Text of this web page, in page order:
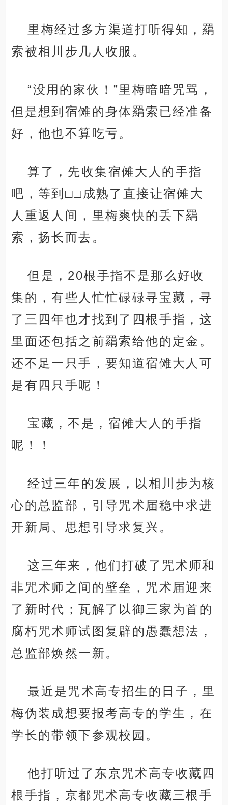
里梅经过多方渠道打听得知，羂
索被相川步几人收服。
“没用的家伙！”里梅暗暗咒骂，
但是想到宿傩的身体羂索已经准备
好，他也不算吃亏。
算了，先收集宿傩大人的手指
吧，等到□□成熟了直接让宿傩大
人重返人间，里梅爽快的丢下羂
索，扬长而去。
但是，20根手指不是那么好收
集的，有些人忙忙碌碌寻宝藏，寻
了三四年也才找到了四根手指，这
里面还包括之前羂索给他的定金。
还不足一只手，要知道宿傩大人可
是有四只手呢！
宝藏，不是，宿傩大人的手指
呢！！
经过三年的发展，以相川步为核
心的总监部，引导咒术届稳中求进
开新局、思想引导求复兴。
这三年来，他们打破了咒术师和
非咒术师之间的壁垒，咒术届迎来
了新时代；瓦解了以御三家为首的
腐朽咒术师试图复辟的愚蠢想法，
总监部焕然一新。
最近是咒术高专招生的日子，里
梅伪装成想要报考高专的学生，在
学长的带领下参观校园。
他打听过了东京咒术高专收藏四
根手指，京都咒术高专收藏三根手